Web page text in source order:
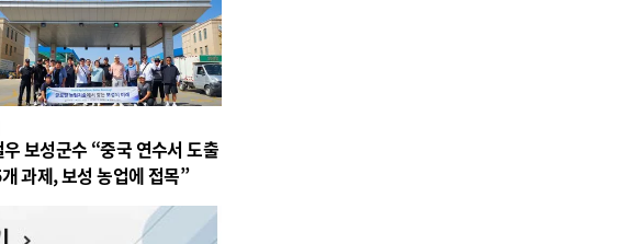
보성군수 “중국 연수서 도출
과제, 보성 농업에 접목”